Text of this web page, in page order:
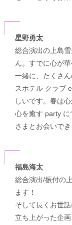
星野勇太
総合演出の上島
ん。すでに心が
一緒に、たくさ
スホテル クラブ
しいです。春は
心を癒す party に
さまとお会いで
福島海太
総合演出/振付の
ます！
そして長くお世
立ち上がった企